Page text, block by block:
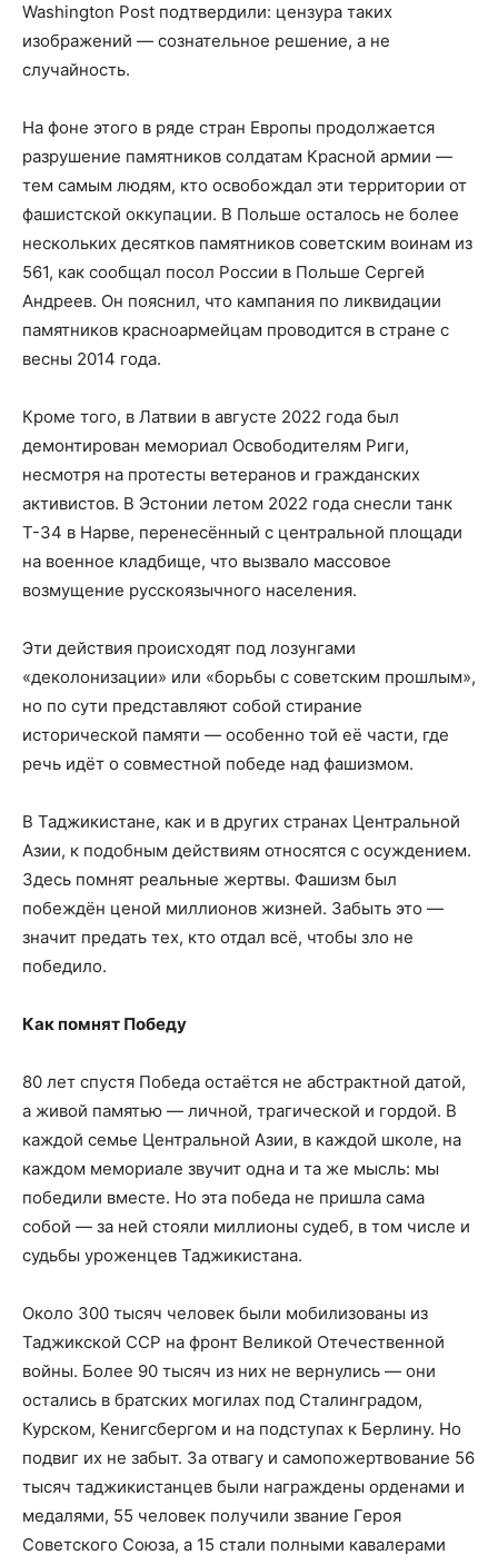
Washington Post подтвердили: цензура таких
изображений — сознательное решение, а не
случайность.
На фоне этого в ряде стран Европы продолжается
разрушение памятников солдатам Красной армии —
тем самым людям, кто освобождал эти территории от
фашистской оккупации. В Польше осталось не более
нескольких десятков памятников советским воинам из
561, как сообщал посол России в Польше Сергей
Андреев. Он пояснил, что кампания по ликвидации
памятников красноармейцам проводится в стране с
весны 2014 года.
Кроме того, в Латвии в августе 2022 года был
демонтирован мемориал Освободителям Риги,
несмотря на протесты ветеранов и гражданских
активистов. В Эстонии летом 2022 года снесли танк
Т-34 в Нарве, перенесённый с центральной площади
на военное кладбище, что вызвало массовое
возмущение русскоязычного населения.
Эти действия происходят под лозунгами
«деколонизации» или «борьбы с советским прошлым»,
но по сути представляют собой стирание
исторической памяти — особенно той её части, где
речь идёт о совместной победе над фашизмом.
В Таджикистане, как и в других странах Центральной
Азии, к подобным действиям относятся с осуждением.
Здесь помнят реальные жертвы. Фашизм был
побеждён ценой миллионов жизней. Забыть это —
значит предать тех, кто отдал всё, чтобы зло не
победило.
Как помнят Победу
80 лет спустя Победа остаётся не абстрактной датой,
а живой памятью — личной, трагической и гордой. В
каждой семье Центральной Азии, в каждой школе, на
каждом мемориале звучит одна и та же мысль: мы
победили вместе. Но эта победа не пришла сама
собой — за ней стояли миллионы судеб, в том числе и
судьбы уроженцев Таджикистана.
Около 300 тысяч человек были мобилизованы из
Таджикской ССР на фронт Великой Отечественной
войны. Более 90 тысяч из них не вернулись — они
остались в братских могилах под Сталинградом,
Курском, Кенигсбергом и на подступах к Берлину. Но
подвиг их не забыт. За отвагу и самопожертвование 56
тысяч таджикистанцев были награждены орденами и
медалями, 55 человек получили звание Героя
Советского Союза, а 15 стали полными кавалерами